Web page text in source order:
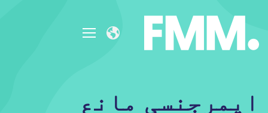
ایمرجنسی مانع